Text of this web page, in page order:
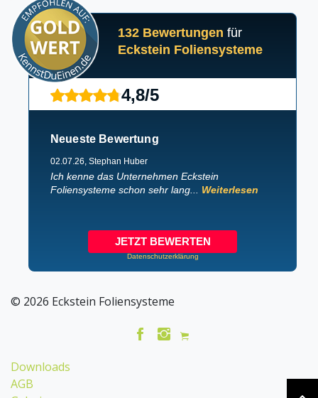
132 Bewertungen für
Eckstein Foliensysteme
4,8/5
Neueste Bewertung
02.07.26, Stephan Huber
Ich kenne das Unternehmen Eckstein
Foliensysteme schon sehr lang... Weiterlesen
JETZT BEWERTEN
Datenschutzerklärung
© 2026 Eckstein Foliensysteme
Downloads
AGB